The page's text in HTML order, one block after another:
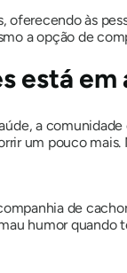
oferecendo às
a opção de
está
a
um pouco
de
humor